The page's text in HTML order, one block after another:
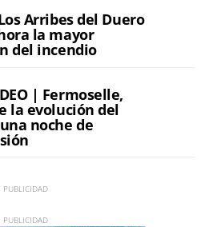
Arribes del Duero
la mayor
del incendio
| Fermoselle,
la evolución del
noche de